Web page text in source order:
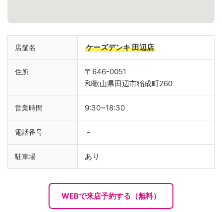
店舗名 ケーズデンキ 田辺店
住所
〒646-0051
和歌山県田辺市稲成町260
営業時間 9:30~18:30
電話番号 －
駐車場 あり
WEBで来店予約する（無料）